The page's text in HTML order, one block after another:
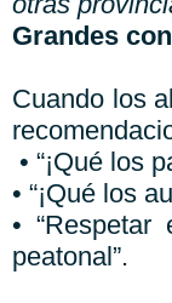
Grandes
Cuando los
• “¡Qué los
• “¡Qué los
•
peatonal”.